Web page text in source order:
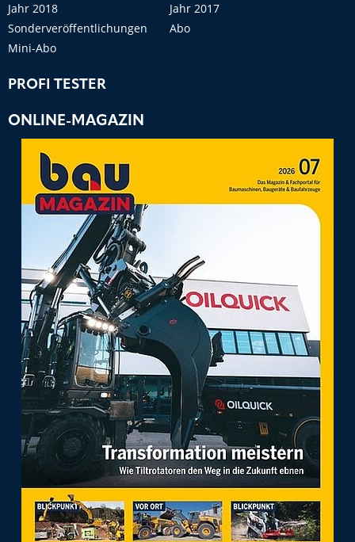
Jahr 2018
Jahr 2017
Sonderveröffentlichungen
Abo
Mini-Abo
PROFI TESTER
ONLINE-MAGAZIN